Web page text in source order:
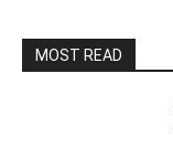
MOST READ